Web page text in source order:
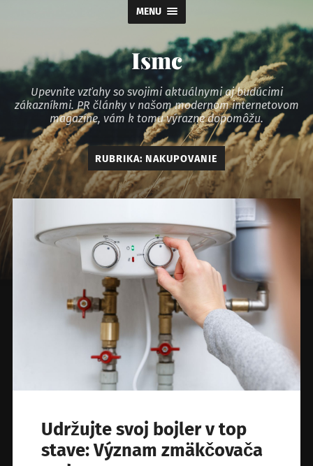
MENU
Ismc
Upevnite vzťahy so svojimi aktuálnymi aj budúcimi
zákazníkmi. PR články v našom modernom internetovom
magazíne, vám k tomu výrazne dopomôžu.
RUBRIKA: NAKUPOVANIE
Udržujte svoj bojler v top
stave: Význam zmäkčovača